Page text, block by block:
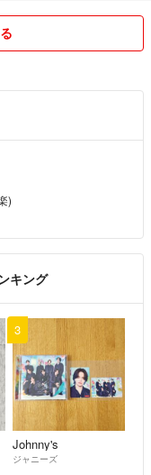
)
キング
3
Johnny's
ジャニーズ